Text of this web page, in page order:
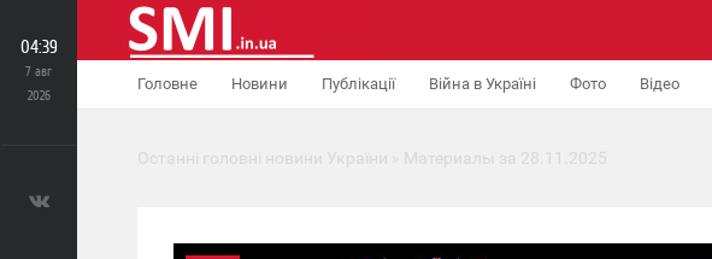
Головне Новини Публікації Війна в Україні Фото Відео
04:39
7 авг
2026
Останні головні новини України » Материалы за 28.11.2025